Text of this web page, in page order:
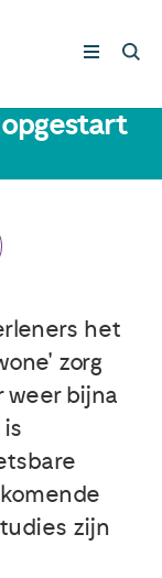
het
zorg
bijna
zijn